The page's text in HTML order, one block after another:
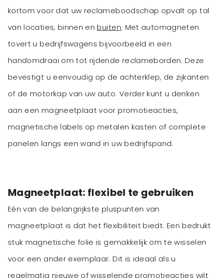
kortom voor dat uw reclameboodschap opvalt op tal
van locaties, binnen enbuiten. Met automagneten
tovert u bedrijfswagens bijvoorbeeld in een
handomdraai om tot rijdende reclameborden. Deze
bevestigt u eenvoudig op de achterklep, de zijkanten
of de motorkap van uw auto. Verder kunt u denken
aan een magneetplaat voor promotieacties,
magnetische labels op metalen kasten of complete
panelen langs een wand in uw bedrijfspand.
Magneetplaat: flexibel te gebruiken
Eén van de belangrijkste pluspunten van
magneetplaat is dat het flexibiliteit biedt. Een bedrukt
stuk magnetische folie is gemakkelijk om te wisselen
voor een ander exemplaar. Dit is ideaal als u
regelmatig nieuwe of wisselende promotieacties wilt